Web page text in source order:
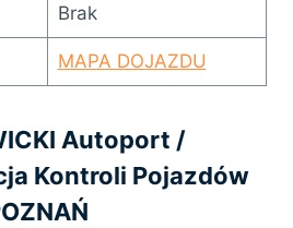
Brak
MAPA DOJAZDU
Autoport /
Kontroli Pojazdów